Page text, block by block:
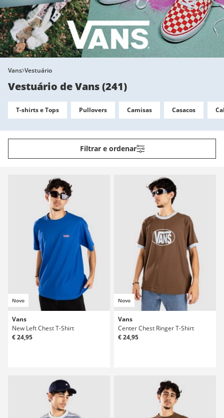
Vans Vestuário
Vestuário de Vans(241)
T-shirts e Tops Pullovers Camisas Casacos
Filtrar e ordenar
Novo
Vans
New Left Chest T-Shirt
€ 24,95
Novo
Vans
Center Chest Ringer T-Shirt
€ 24,95